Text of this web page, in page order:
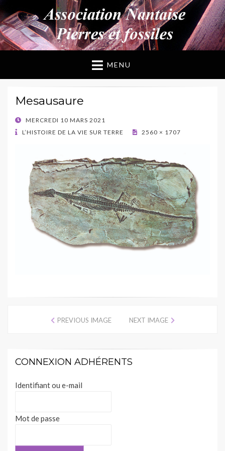
ANPF
Association Nantaise Pierres et Fossiles
MENU
Mesausaure
POSTED
ON
MERCREDI 10 MARS 2021
L’HISTOIRE DE LA VIE SUR TERRE
2560 × 1707
PREVIOUS IMAGE NEXT IMAGE
CONNEXION ADHÉRENTS
Identifiant ou e-mail
Mot de passe